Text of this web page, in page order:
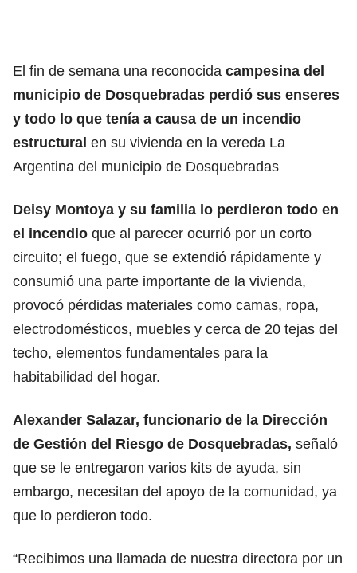
El fin de semana una reconocida campesina del
municipio de Dosquebradas perdió sus enseres
y todo lo que tenía a causa de un incendio
estructural en su vivienda en la vereda La
Argentina del municipio de Dosquebradas
Deisy Montoya y su familia lo perdieron todo en
el incendio que al parecer ocurrió por un corto
circuito; el fuego, que se extendió rápidamente y
consumió una parte importante de la vivienda,
provocó pérdidas materiales como camas, ropa,
electrodomésticos, muebles y cerca de 20 tejas del
techo, elementos fundamentales para la
habitabilidad del hogar.
Alexander Salazar, funcionario de la Dirección
de Gestión del Riesgo de Dosquebradas, señaló
que se le entregaron varios kits de ayuda, sin
embargo, necesitan del apoyo de la comunidad, ya
que lo perdieron todo.
“Recibimos una llamada de nuestra directora por un